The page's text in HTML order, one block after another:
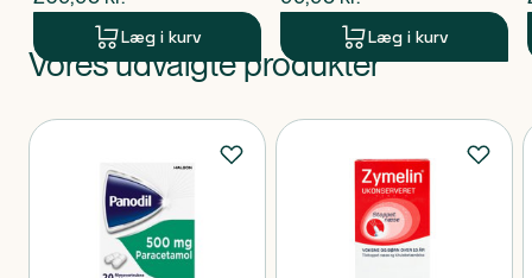
Læg i kurv Læg i kurv
Produkt 1 af 0
Vores udvalgte produkter
Produkter